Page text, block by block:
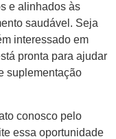
e alinhados às
saudável. Seja
interessado em
pronta para ajudar
suplementação
conosco pelo
essa oportunidade